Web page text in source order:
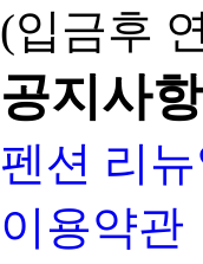
(입금후
공지사항
펜션 리
이용약관